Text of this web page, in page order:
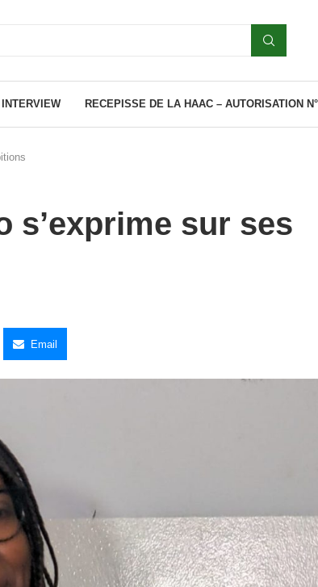
INTERVIEW RECEPISSE DE LA HAAC – AUTORISATION
s’exprime sur ses
Email